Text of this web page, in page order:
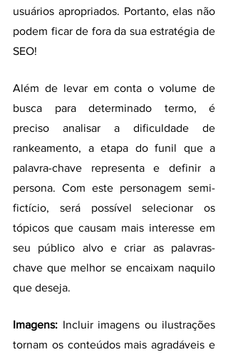
usuários apropriados. Portanto, elas não
podem ficar de fora da sua estratégia de
SEO!
Além de levar em conta o volume de
busca para determinado termo, é
preciso analisar a dificuldade de
rankeamento, a etapa do funil que a
palavra-chave representa e definir a
persona. Com este personagem semi-
fictício, será possível selecionar os
tópicos que causam mais interesse em
seu público alvo e criar as palavras-
chave que melhor se encaixam naquilo
que deseja.
Imagens: Incluir imagens ou ilustrações
tornam os conteúdos mais agradáveis e